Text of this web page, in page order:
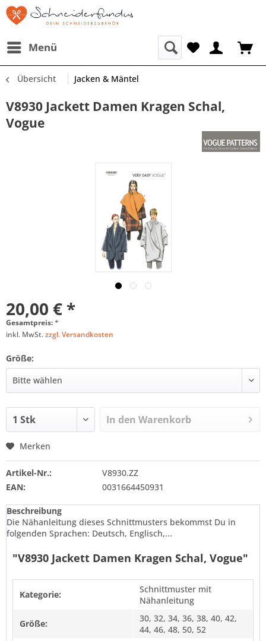
Menü
Übersicht Jacken & Mäntel
V8930 Jackett Damen Kragen Schal,
Vogue
20,00 € *
Gesamtpreis:*
inkl. MwSt.zzgl. Versandkosten
Größe:
In den Warenkorb
Merken
Artikel-Nr.:
V8930.ZZ
EAN:
0031664450931
Beschreibung
Die Nähanleitung dieses Schnittmusters bekommst Du in
folgenden Sprachen: Deutsch, Englisch,...
"V8930 Jackett Damen Kragen Schal, Vogue"
Kategorie:
Schnittmuster mit
Nähanleitung
Größe:
30, 32, 34, 36, 38, 40, 42,
44, 46, 48, 50, 52